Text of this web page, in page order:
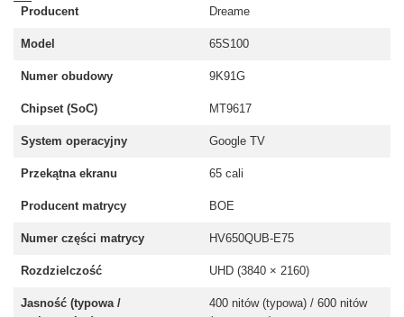
Producent Dreame
Model 65S100
Numer obudowy 9K91G
Chipset (SoC) MT9617
System operacyjny Google TV
Przekątna ekranu 65 cali
Producent matrycy BOE
Numer części matrycy HV650QUB-E75
Rozdzielczość UHD (3840 × 2160)
Jasność (typowa /
400 nitów (typowa) / 600 nitów